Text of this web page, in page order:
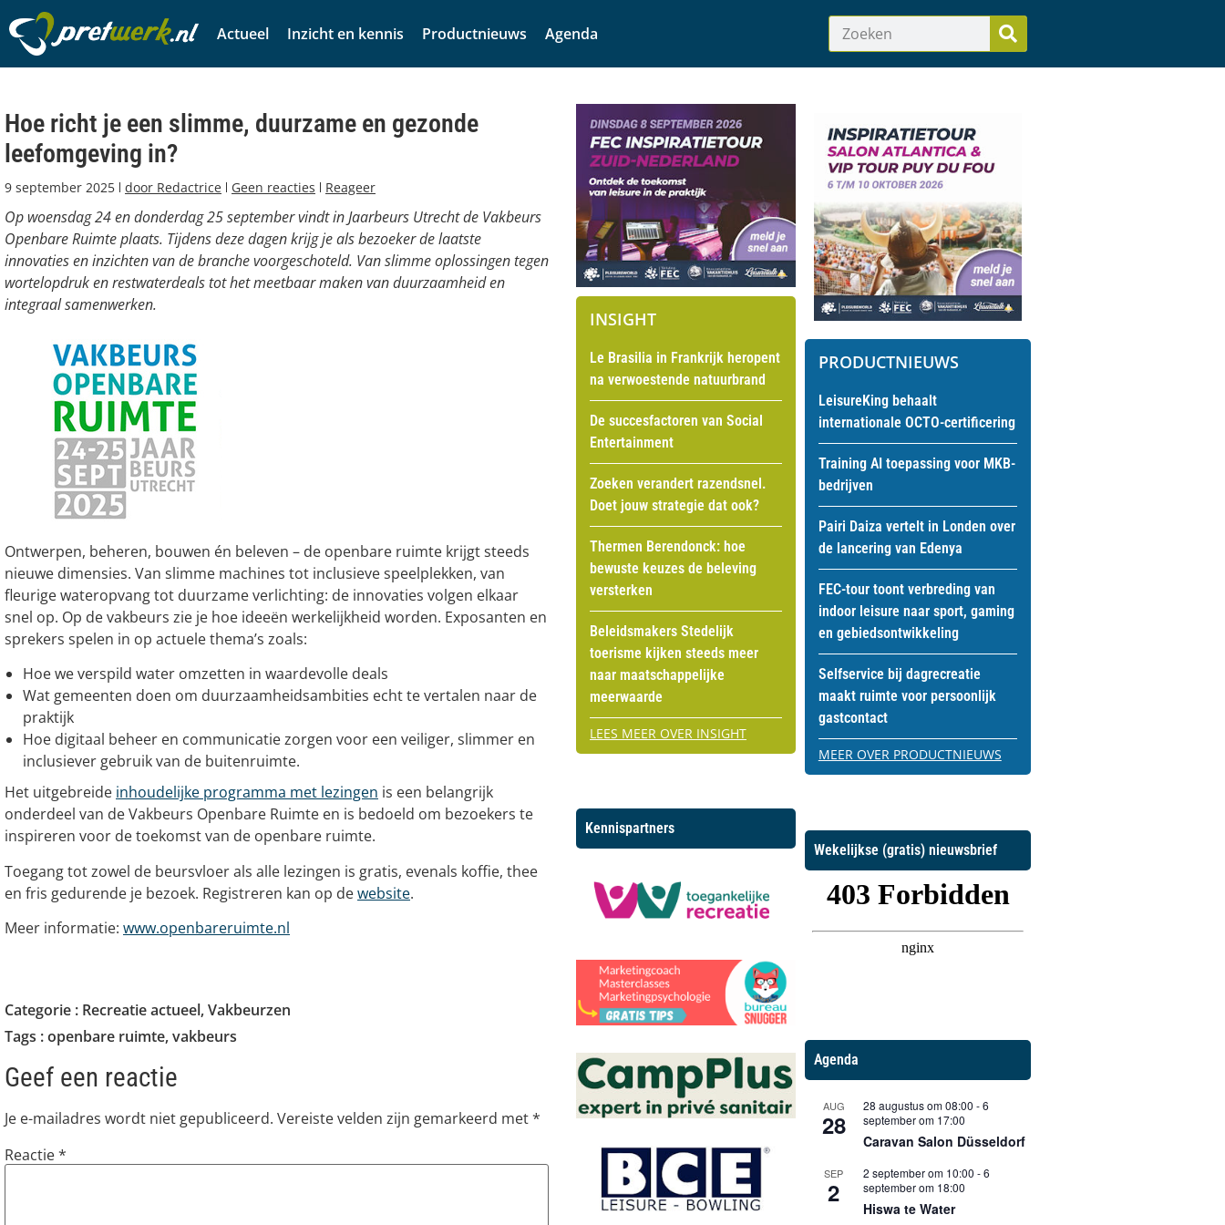
Actueel Inzicht en kennis Productnieuws Agenda
Hoe richt je een slimme, duurzame en gezonde
leefomgeving in?
9 september 2025 door Redactrice Geen reacties Reageer
Op woensdag 24 en donderdag 25 september vindt in Jaarbeurs Utrecht de Vakbeurs
Openbare Ruimte plaats. Tijdens deze dagen krijg je als bezoeker de laatste
innovaties en inzichten van de branche voorgeschoteld. Van slimme oplossingen tegen
wortelopdruk en restwaterdeals tot het meetbaar maken van duurzaamheid en
integraal samenwerken.
Ontwerpen, beheren, bouwen én beleven – de openbare ruimte krijgt steeds
nieuwe dimensies. Van slimme machines tot inclusieve speelplekken, van
fleurige wateropvang tot duurzame verlichting: de innovaties volgen elkaar
snel op. Op de vakbeurs zie je hoe ideeën werkelijkheid worden. Exposanten en
sprekers spelen in op actuele thema’s zoals:
Hoe we verspild water omzetten in waardevolle deals
Wat gemeenten doen om duurzaamheidsambities echt te vertalen naar de
praktijk
Hoe digitaal beheer en communicatie zorgen voor een veiliger, slimmer en
inclusiever gebruik van de buitenruimte.
Het uitgebreide inhoudelijke programma met lezingen is een belangrijk
onderdeel van de Vakbeurs Openbare Ruimte en is bedoeld om bezoekers te
inspireren voor de toekomst van de openbare ruimte.
Toegang tot zowel de beursvloer als alle lezingen is gratis, evenals koffie, thee
en fris gedurende je bezoek. Registreren kan op dewebsite.
Meer informatie: www.openbareruimte.nl
Categorie : Recreatie actueel,Vakbeurzen
Tags :openbare ruimte,vakbeurs
Geef een reactie
Je e-mailadres wordt niet gepubliceerd. Vereiste velden zijn gemarkeerd met*
Reactie*
INSIGHT
Le Brasilia in Frankrijk heropent
na verwoestende natuurbrand
De succesfactoren van Social
Entertainment
Zoeken verandert razendsnel.
Doet jouw strategie dat ook?
Thermen Berendonck: hoe
bewuste keuzes de beleving
versterken
Beleidsmakers Stedelijk
toerisme kijken steeds meer
naar maatschappelijke
meerwaarde
LEES MEER OVER INSIGHT
Kennispartners
PRODUCTNIEUWS
LeisureKing behaalt
internationale OCTO-certificering
Training AI toepassing voor MKB-
bedrijven
Pairi Daiza vertelt in Londen over
de lancering van Edenya
FEC-tour toont verbreding van
indoor leisure naar sport, gaming
en gebiedsontwikkeling
Selfservice bij dagrecreatie
maakt ruimte voor persoonlijk
gastcontact
MEER OVER PRODUCTNIEUWS
Wekelijkse (gratis) nieuwsbrief
Agenda
AUG
28
28 augustus om 08:00 -6
september om 17:00
Caravan Salon Düsseldorf
SEP
2
2 september om 10:00 -6
september om 18:00
Hiswa te Water